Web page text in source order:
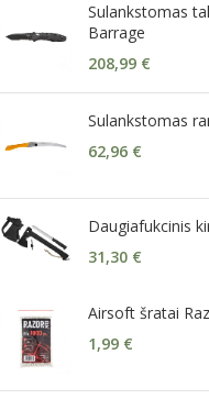
Sulankstomas
Barrage
208,99 €
Sulankstomas
62,96 €
Daugiafukcinis
31,30 €
Airsoft šratai
1,99 €